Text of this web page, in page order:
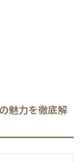
魅力を徹底解